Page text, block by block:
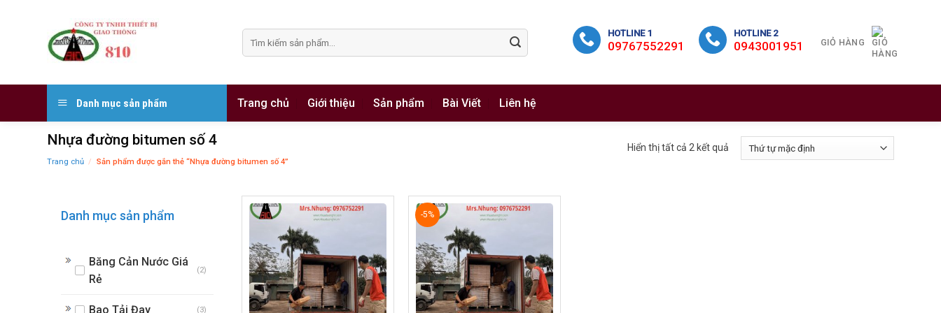
Tìm
kiếm:
HOTLINE 1
09767552291
HOTLINE 2
0943001951 GIỎ HÀNG
Danh mục sản phẩm Trang chủ Giới thiệu Sản phẩm Bài Viết Liên hệ
Nhựa đường bitumen số 4
Trang chủ / Sản phẩm được gắn thẻ “Nhựa đường bitumen số 4”
Hiển thị tất cả 2 kết quả
Danh mục sản phẩm
Băng Cản Nước Giá
Rẻ
(2)
Bao Tải Đay (3)
-5%